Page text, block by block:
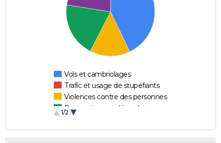
Vols et cambriolages
Trafic et usage de stupéfiants
Violences contre des personnes
Destructions et dégradations
1/2